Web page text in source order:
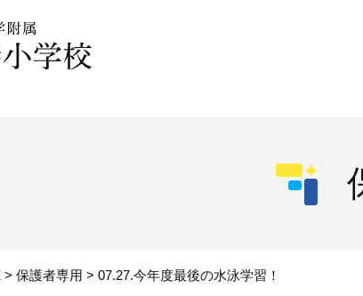
> 保護者専用 > 07.27.今年度最後の水泳学習！